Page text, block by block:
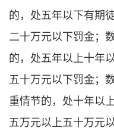
的，处五年以下有期
二十万元以下罚金；
的，处五年以上十年
五十万元以下罚金；
重情节的，处十年以
五万元以上五十万元